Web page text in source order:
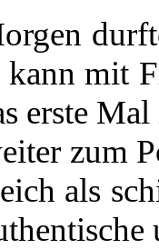
kann mit
erste
zum
als